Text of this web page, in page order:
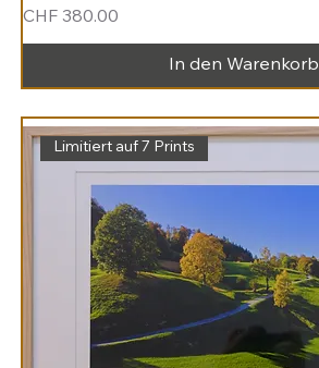
Preis
CHF 380.00
In den Warenkorb
Limitiert auf 7 Prints